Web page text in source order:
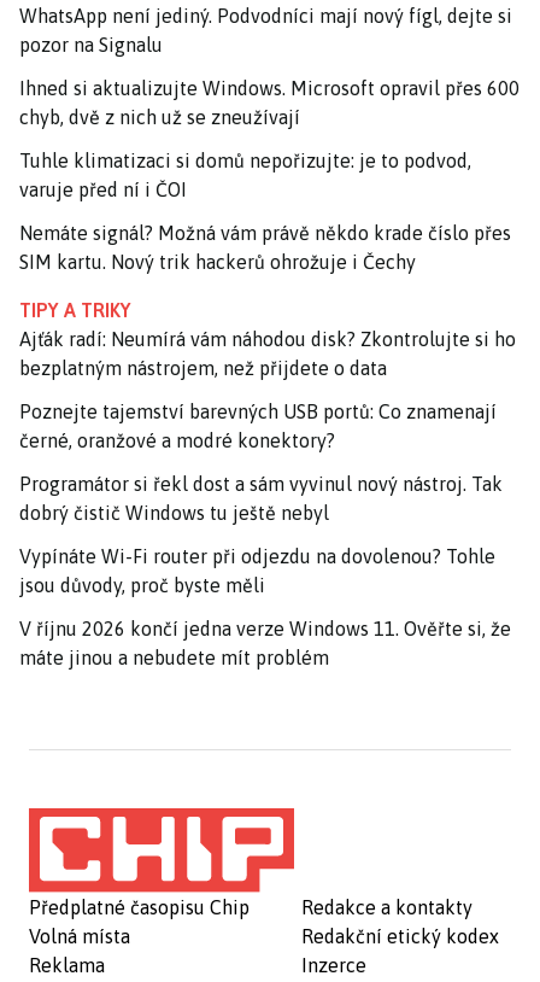
WhatsApp není jediný. Podvodníci mají nový fígl, dejte si
pozor na Signalu
Ihned si aktualizujte Windows. Microsoft opravil přes 600
chyb, dvě z nich už se zneužívají
Tuhle klimatizaci si domů nepořizujte: je to podvod,
varuje před ní i ČOI
Nemáte signál? Možná vám právě někdo krade číslo přes
SIM kartu. Nový trik hackerů ohrožuje i Čechy
TIPY A TRIKY
Ajťák radí: Neumírá vám náhodou disk? Zkontrolujte si ho
bezplatným nástrojem, než přijdete o data
Poznejte tajemství barevných USB portů: Co znamenají
černé, oranžové a modré konektory?
Programátor si řekl dost a sám vyvinul nový nástroj. Tak
dobrý čistič Windows tu ještě nebyl
Vypínáte Wi-Fi router při odjezdu na dovolenou? Tohle
jsou důvody, proč byste měli
V říjnu 2026 končí jedna verze Windows 11. Ověřte si, že
máte jinou a nebudete mít problém
Předplatné časopisu Chip
Volná místa
Reklama
Redakce a kontakty
Redakční etický kodex
Inzerce